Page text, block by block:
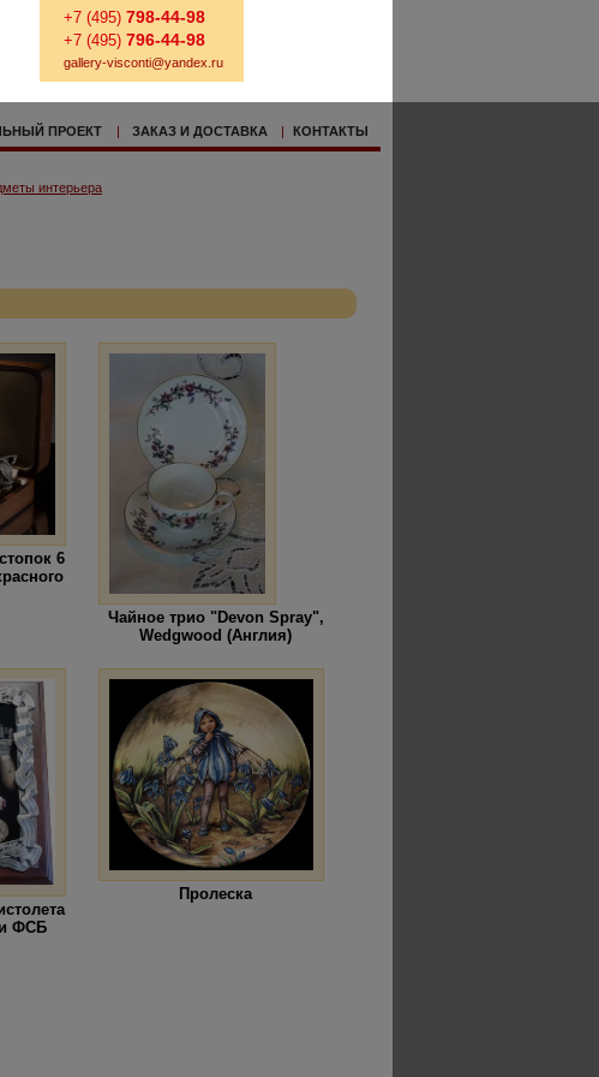
+7 (495) 798-44-98
+7 (495) 796-44-98
gallery-visconti@yandex.ru
ПРОЕКТ | ЗАКАЗ И ДОСТАВКА | КОНТАКТЫ
интерьера
6
Чайное трио "Devon Spray",
Wedgwood (Англия)
ФСБ
Пролеска